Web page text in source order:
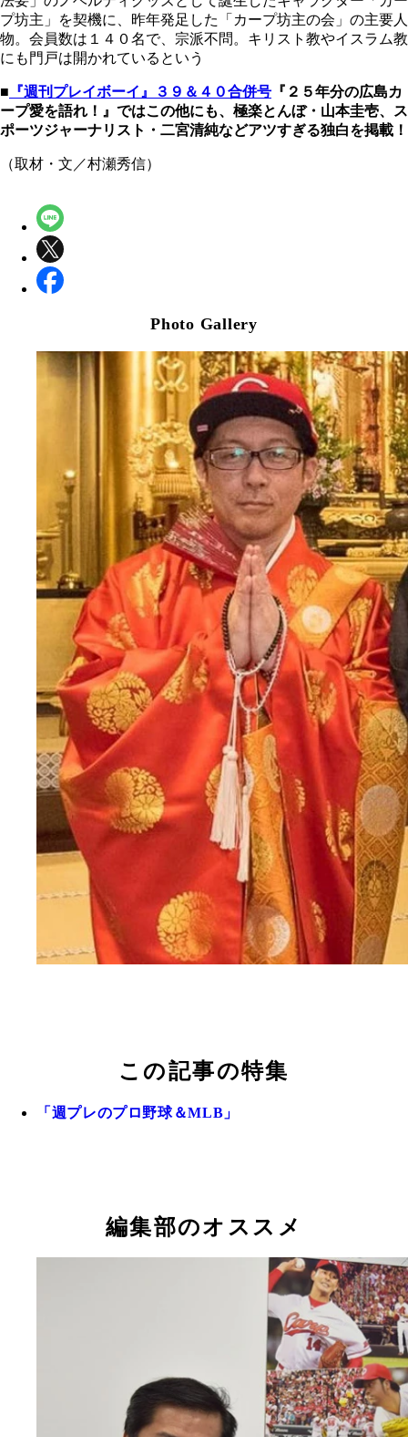
プ坊主」を契機に、昨年発足した「カープ坊主の会」の主要人
物。会員数は１４０名で、宗派不問。キリスト教やイスラム教
にも門戸は開かれているという
■ 『週刊プレイボーイ』３９＆４０合併号 『２５年分の広島カ
ープ愛を語れ！』ではこの他にも、極楽とんぼ・山本圭壱、ス
ポーツジャーナリスト・二宮清純などアツすぎる独白を掲載！
（取材・文／村瀬秀信）
Photo Gallery
この記事の特集
「週プレのプロ野球＆MLB」
編集部のオススメ